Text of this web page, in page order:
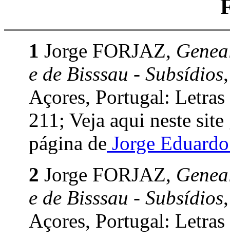
1 Jorge FORJAZ,
e de Bisssau - Subsídios
Açores, Portugal:
211; Veja aqui neste
página de Jorge
2 Jorge FORJAZ,
e de Bisssau - Subsídios
Açores, Portugal: